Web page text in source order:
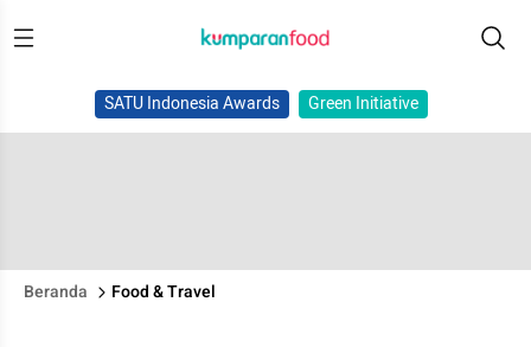
SATU Indonesia Awards Green Initiative
Beranda Food & Travel